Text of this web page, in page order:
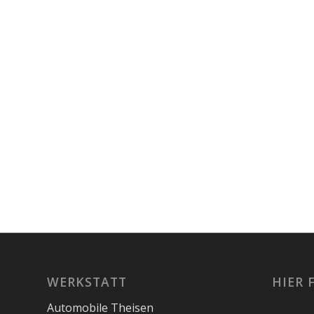
WERKSTATT
Automobile Theisen
HIER